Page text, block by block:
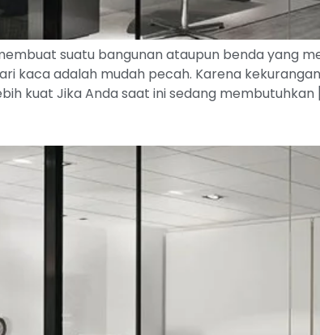
suatu bangunan ataupun benda yang
kaca adalah mudah pecah. Karena
kuat Jika Anda saat ini sedang membutuhkan